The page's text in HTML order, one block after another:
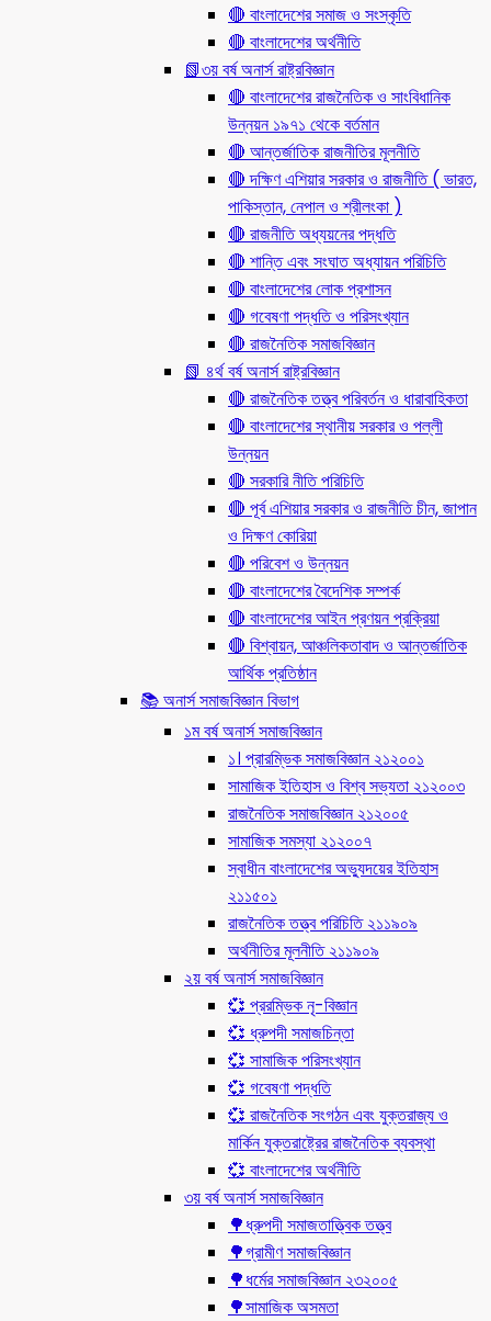
🔴 বাংলাদেশের সমাজ ও সংস্কৃতি
🔴 বাংলাদেশের অর্থনীতি
📗৩য় বর্ষ অনার্স রাষ্ট্রবিজ্ঞান
🔴 বাংলাদেশের রাজনৈতিক ও সাংবিধানিক
উন্নয়ন ১৯৭১ থেকে বর্তমান
🔴 আন্তর্জাতিক রাজনীতির মূলনীতি
🔴 দক্ষিণ এশিয়ার সরকার ও রাজনীতি ( ভারত,
পাকিস্তান, নেপাল ও শ্রীলংকা )
🔴 রাজনীতি অধ্যয়নের পদ্ধতি
🔴 শান্তি এবং সংঘাত অধ্যায়ন পরিচিতি
🔴 বাংলাদেশের লোক প্রশাসন
🔴 গবেষণা পদ্ধতি ও পরিসংখ্যান
🔴 রাজনৈতিক সমাজবিজ্ঞান
📗 ৪র্থ বর্ষ অনার্স রাষ্ট্রবিজ্ঞান
🔴 রাজনৈতিক তত্ত্ব পরিবর্তন ও ধারাবাহিকতা
🔴 বাংলাদেশের স্থানীয় সরকার ও পল্লী
উন্নয়ন
🔴 সরকারি নীতি পরিচিতি
🔴 পূর্ব এশিয়ার সরকার ও রাজনীতি চীন, জাপান
ও দিক্ষণ কোরিয়া
🔴 পরিবেশ ও উন্নয়ন
🔴 বাংলাদেশের বৈদেশিক সম্পর্ক
🔴 বাংলাদেশের আইন প্রণয়ন প্রক্রিয়া
🔴 বিশ্বায়ন, আঞ্চলিকতাবাদ ও আন্তর্জাতিক
আর্থিক প্রতিষ্ঠান
📚 অনার্স সমাজবিজ্ঞান বিভাগ
১ম বর্ষ অনার্স সমাজবিজ্ঞান
১। প্রারম্ভিক সমাজবিজ্ঞান ২১২০০১
সামাজিক ইতিহাস ও বিশ্ব সভ্যতা ২১২০০৩
রাজনৈতিক সমাজবিজ্ঞান ২১২০০৫
সামাজিক সমস্যা ২১২০০৭
স্বাধীন বাংলাদেশের অভ্যুদয়ের ইতিহাস
২১১৫০১
রাজনৈতিক তত্ত্ব পরিচিতি ২১১৯০৯
অর্থনীতির মূলনীতি ২১১৯০৯
২য় বর্ষ অনার্স সমাজবিজ্ঞান
💞 প্ররম্ভিক নৃ-বিজ্ঞান
💞 ধ্রুপদী সমাজচিন্তা
💞 সামাজিক পরিসংখ্যান
💞 গবেষণা পদ্ধতি
💞 রাজনৈতিক সংগঠন এবং যুক্তরাজ্য ও
মার্কিন যুক্তরাষ্ট্রের রাজনৈতিক ব্যবস্থা
💞 বাংলাদেশের অর্থনীতি
৩য় বর্ষ অনার্স সমাজবিজ্ঞান
🌳ধ্রুপদী সমাজতাত্ত্বিক তত্ত্ব
🌳গ্রামীণ সমাজবিজ্ঞান
🌳ধর্মের সমাজবিজ্ঞান ২৩২০০৫
🌳সামাজিক অসমতা